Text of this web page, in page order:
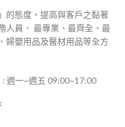
的態度，提高與客戶之黏著
人員、 最專業、最齊全、最
婦嬰用品及醫材用品等全方
週一~週五 09:00~17:00